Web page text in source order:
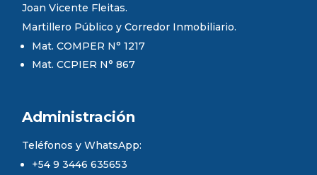
Joan Vicente Fleitas.
Martillero Público y Corredor Inmobiliario.
Mat. COMPER N° 1217
Mat. CCPIER N° 867
Administración
Teléfonos y WhatsApp:
+54 9 3446 635653